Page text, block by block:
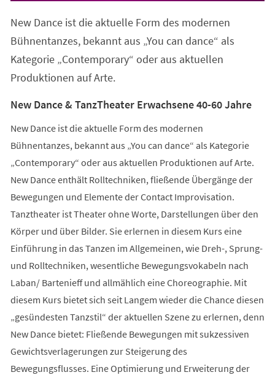
New Dance ist die aktuelle Form des modernen
Bühnentanzes, bekannt aus „You can dance“ als
Kategorie „Contemporary“ oder aus aktuellen
Produktionen auf Arte.
New Dance & TanzTheater Erwachsene 40-60 Jahre
New Dance ist die aktuelle Form des modernen
Bühnentanzes, bekannt aus „You can dance“ als Kategorie
„Contemporary“ oder aus aktuellen Produktionen auf Arte.
New Dance enthält Rolltechniken, fließende Übergänge der
Bewegungen und Elemente der Contact Improvisation.
Tanztheater ist Theater ohne Worte, Darstellungen über den
Körper und über Bilder. Sie erlernen in diesem Kurs eine
Einführung in das Tanzen im Allgemeinen, wie Dreh-, Sprung-
und Rolltechniken, wesentliche Bewegungsvokabeln nach
Laban/ Bartenieff und allmählich eine Choreographie. Mit
diesem Kurs bietet sich seit Langem wieder die Chance diesen
„gesündesten Tanzstil“ der aktuellen Szene zu erlernen, denn
New Dance bietet: Fließende Bewegungen mit sukzessiven
Gewichtsverlagerungen zur Steigerung des
Bewegungsflusses. Eine Optimierung und Erweiterung der